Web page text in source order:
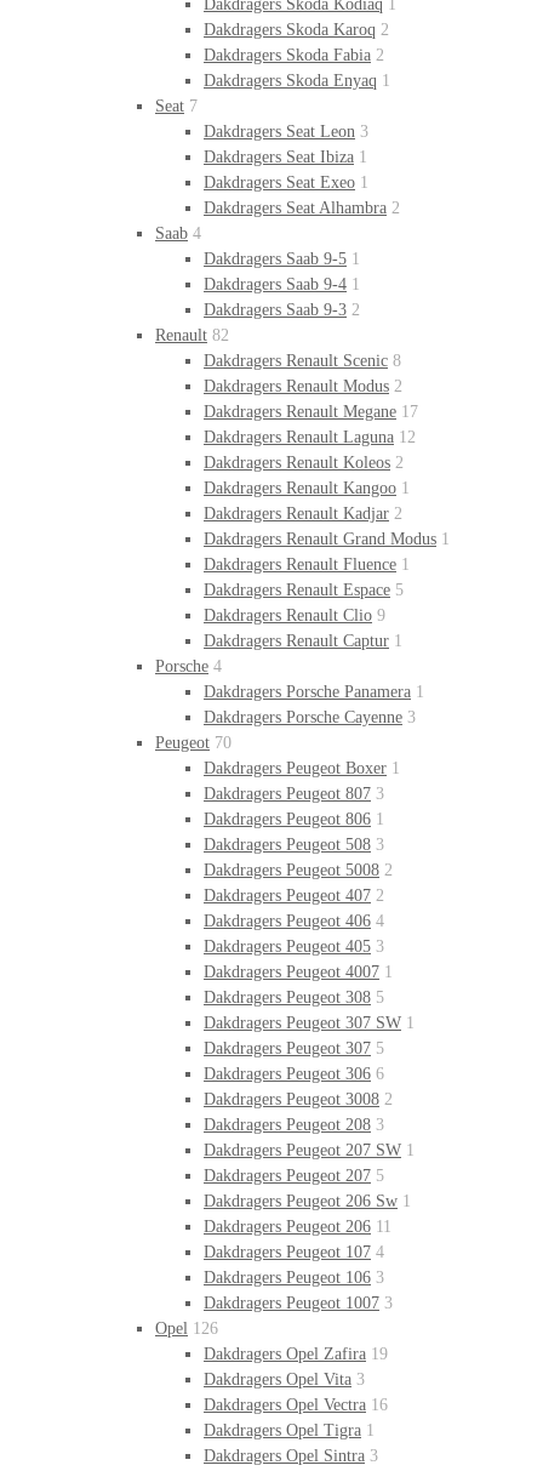
Dakdragers Skoda Kodiaq 1
Dakdragers Skoda Karoq 2
Dakdragers Skoda Fabia 2
Dakdragers Skoda Enyaq 1
Seat 7
Dakdragers Seat Leon 3
Dakdragers Seat Ibiza 1
Dakdragers Seat Exeo 1
Dakdragers Seat Alhambra 2
Saab 4
Dakdragers Saab 9-5 1
Dakdragers Saab 9-4 1
Dakdragers Saab 9-3 2
Renault 82
Dakdragers Renault Scenic 8
Dakdragers Renault Modus 2
Dakdragers Renault Megane 17
Dakdragers Renault Laguna 12
Dakdragers Renault Koleos 2
Dakdragers Renault Kangoo 1
Dakdragers Renault Kadjar 2
Dakdragers Renault Grand Modus 1
Dakdragers Renault Fluence 1
Dakdragers Renault Espace 5
Dakdragers Renault Clio 9
Dakdragers Renault Captur 1
Porsche 4
Dakdragers Porsche Panamera 1
Dakdragers Porsche Cayenne 3
Peugeot 70
Dakdragers Peugeot Boxer 1
Dakdragers Peugeot 807 3
Dakdragers Peugeot 806 1
Dakdragers Peugeot 508 3
Dakdragers Peugeot 5008 2
Dakdragers Peugeot 407 2
Dakdragers Peugeot 406 4
Dakdragers Peugeot 405 3
Dakdragers Peugeot 4007 1
Dakdragers Peugeot 308 5
Dakdragers Peugeot 307 SW 1
Dakdragers Peugeot 307 5
Dakdragers Peugeot 306 6
Dakdragers Peugeot 3008 2
Dakdragers Peugeot 208 3
Dakdragers Peugeot 207 SW 1
Dakdragers Peugeot 207 5
Dakdragers Peugeot 206 Sw 1
Dakdragers Peugeot 206 11
Dakdragers Peugeot 107 4
Dakdragers Peugeot 106 3
Dakdragers Peugeot 1007 3
Opel 126
Dakdragers Opel Zafira 19
Dakdragers Opel Vita 3
Dakdragers Opel Vectra 16
Dakdragers Opel Tigra 1
Dakdragers Opel Sintra 3